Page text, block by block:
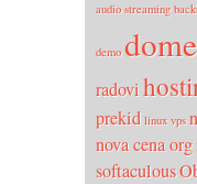
audio streaming
demo
radovi
prekid linux vps
nova cena org
softaculous